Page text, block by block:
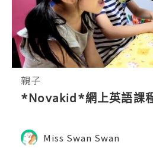
親子
*Novakid*網上英語課
Miss Swan Swan